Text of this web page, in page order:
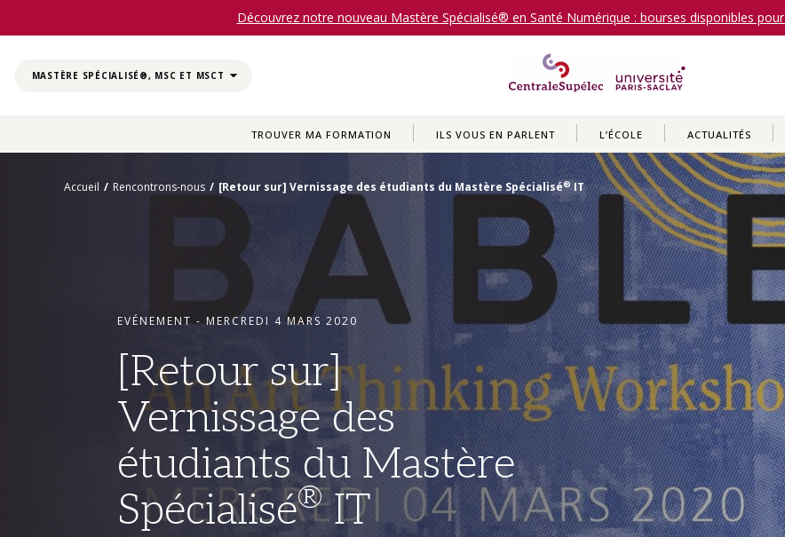
Découvrez notre nouveau Mastère Spécialisé® en Santé Numérique : bourses disponibles
MASTÈRE SPÉCIALISÉ®, MSC ET MSCT
TROUVER MA FORMATION ILS VOUS EN PARLENT L’ÉCOLE ACTUALITÉS
Accueil / Rencontrons-nous / [Retour sur] Vernissage des étudiants du Mastère Spécialisé®IT
EVÉNEMENT - MERCREDI 4 MARS 2020
[Retour sur]
Vernissage des
étudiants du Mastère
Spécialisé®IT